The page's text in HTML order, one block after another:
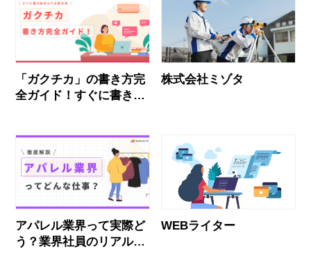
「ガクチカ」の書き方完
全ガイド！すぐに書き始
株式会社ミゾタ
アパレル業界って実際ど
う？業界社員のリアルな
WEBライター